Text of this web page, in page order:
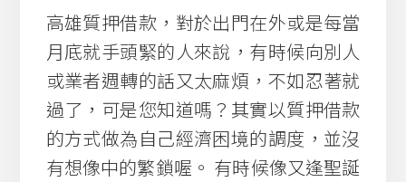
(
水
鬼
)
解
悉
高雄質押借款，對於出門在外或是每當
月底就手頭緊的人來說，有時候向別人
或業者週轉的話又太麻煩，不如忍著就
過了，可是您知道嗎？其實以質押借款
的方式做為自己經濟困境的調度，並沒
有想像中的繁鎖喔。 有時候像又逢聖誕